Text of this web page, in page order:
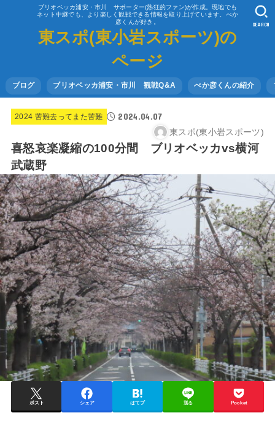
ブリオベッカ浦安・市川 サポーター(熱狂的ファン)が作成。現地でも
ネット中継でも、より楽しく観戦できる情報を取り上げています。べか
彦くんが好き。
東スポ(東小岩スポーツ)の
ページ
ブログ ブリオベッカ浦安・市川 観戦Q&A べか彦くんの紹介
SEARCH
2024 苦難去ってまた苦難 2024.04.07
東スポ(東小岩スポーツ)
喜怒哀楽凝縮の100分間 ブリオベッカvs横河
武蔵野
ポスト シェア はてブ 送る Pocket